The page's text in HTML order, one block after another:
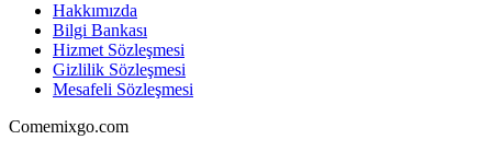
Hakkımızda
Bilgi Bankası
Hizmet Sözleşmesi
Gizlilik Sözleşmesi
Mesafeli Sözleşmesi
Comemixgo.com